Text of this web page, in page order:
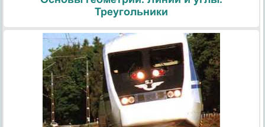
Треугольники